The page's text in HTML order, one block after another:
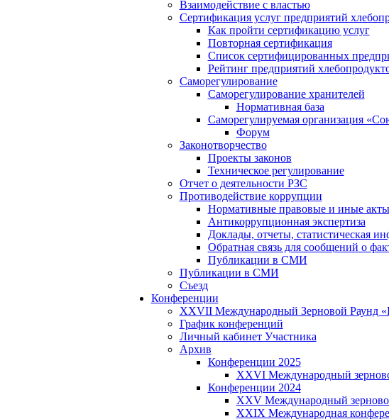
Взаимодействие с властью
Сертификация услуг предприятий
Как пройти сертификацию услуг
Повторная сертификация
Список сертифицированных
Рейтинг предприятий
Саморегулирование
Саморегулирование хранителей
Нормативная база
Саморегулируемая организация
Форум
Законотворчество
Проекты законов
Техническое регулирование
Отчет о деятельности РЗС
Противодействие коррупции
Нормативные правовые и иные
Антикоррупционная экспертиза
Доклады, отчеты, статистическая
Обратная связь для сообщений о
Публикации в СМИ
Публикации в СМИ
Съезд
Конференции
XXVII Международный Зерновой Раунд
График конференций
Личный кабинет Участника
Архив
Конференции 2025
XXVI Международный
Конференции 2024
XXV Международный
XXIX Международная